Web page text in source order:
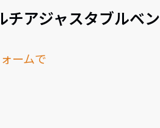
チアジャスタブルベン
ームで